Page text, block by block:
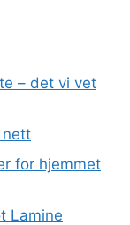
– det vi vet
nett
for hjemmet
Lamine